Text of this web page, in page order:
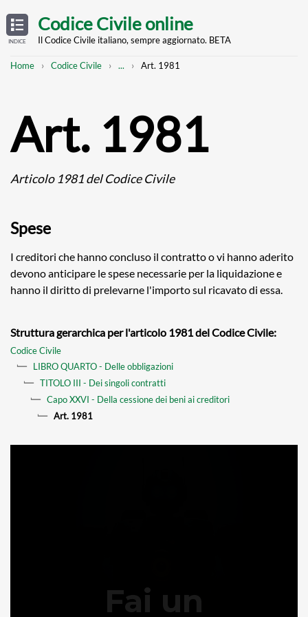
TABLE
OF
CONTENTS
INDICE
main
Codice Civile online
Il Codice Civile italiano, sempre aggiornato. BETA
Breadcrumb
Home Codice Civile
Mostra
... Art. 1981
Art. 1981
Articolo 1981 del Codice Civile
Spese
I creditori che hanno concluso il contratto o vi hanno aderito
devono anticipare le spese necessarie per la liquidazione e
hanno il diritto di prelevarne l'importo sul ricavato di essa.
Struttura gerarchica per l'articolo 1981 del Codice Civile:
Codice Civile
LIBRO QUARTO - Delle obbligazioni
TITOLO III - Dei singoli contratti
Capo XXVI - Della cessione dei beni ai creditori
Art. 1981